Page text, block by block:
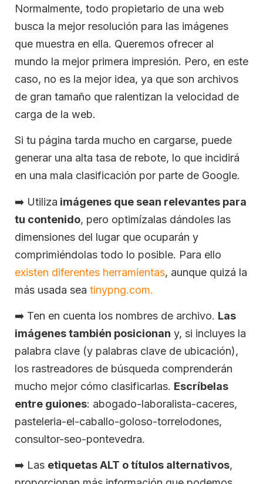
Normalmente, todo propietario de una web
busca la mejor resolución para las imágenes
que muestra en ella. Queremos ofrecer al
mundo la mejor primera impresión. Pero, en este
caso, no es la mejor idea, ya que son archivos
de gran tamaño que ralentizan la velocidad de
carga de la web.
Si tu página tarda mucho en cargarse, puede
generar una alta tasa de rebote, lo que incidirá
en una mala clasificación por parte de Google.
➡️ Utiliza imágenes que sean relevantes para
tu contenido, pero optimízalas dándoles las
dimensiones del lugar que ocuparán y
comprimiéndolas todo lo posible. Para ello
existen diferentes herramientas, aunque quizá la
más usada sea tinypng.com.
➡️ Ten en cuenta los nombres de archivo. Las
imágenes también posicionan y, si incluyes la
palabra clave (y palabras clave de ubicación),
los rastreadores de búsqueda comprenderán
mucho mejor cómo clasificarlas. Escríbelas
entre guiones: abogado-laboralista-caceres,
pasteleria-el-caballo-goloso-torrelodones,
consultor-seo-pontevedra.
➡️ Las etiquetas ALT o títulos alternativos,